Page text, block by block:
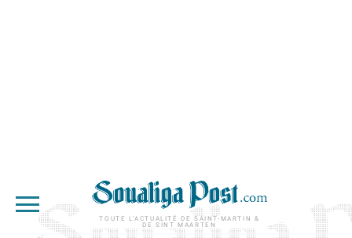
TOUTE L'ACTUALITÉ DE SAINT-MARTIN &
DE SINT MAARTEN